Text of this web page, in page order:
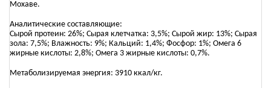
Мохаве.
Аналитические составляющие:
Сырой протеин: 26%; Сырая клетчатка: 3,5%; Сырой жир: 13%; Сырая
зола: 7,5%; Влажность: 9%; Кальций: 1,4%; Фосфор: 1%; Омега 6
жирные кислоты: 2,8%; Омега 3 жирные кислоты: 0,7%.
Метаболизируемая энергия: 3910 ккал/кг.